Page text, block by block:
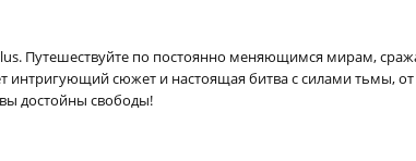
Путешествуйте по постоянно меняющимся мирам,
интригующий сюжет и настоящая битва с силами тьмы,
достойны свободы!